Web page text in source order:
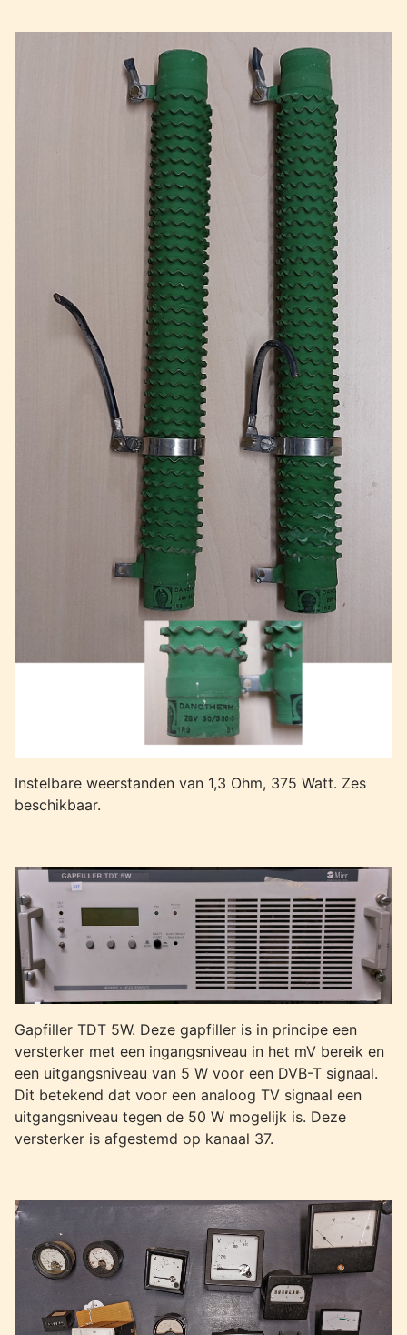
Instelbare weerstanden van 1,3 Ohm, 375 Watt. Zes
beschikbaar.
Gapfiller TDT 5W. Deze gapfiller is in principe een
versterker met een ingangsniveau in het mV bereik en
een uitgangsniveau van 5 W voor een DVB-T signaal.
Dit betekend dat voor een analoog TV signaal een
uitgangsniveau tegen de 50 W mogelijk is. Deze
versterker is afgestemd op kanaal 37.